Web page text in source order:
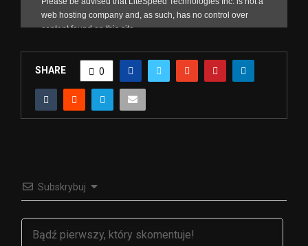
SHARE 0
Subskrybuj